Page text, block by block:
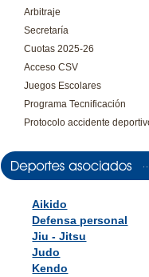
Arbitraje
Secretaría
Cuotas 2025-26
Acceso CSV
Juegos Escolares
Programa Tecnificación
Protocolo accidente
Aikido
Defensa personal
Jiu - Jitsu
Judo
Kendo